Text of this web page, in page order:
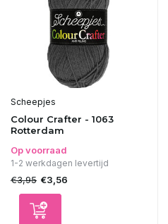
Scheepjes
Colour Crafter - 1063
Rotterdam
Op voorraad
1-2 werkdagen levertijd
€3,95 €3,56